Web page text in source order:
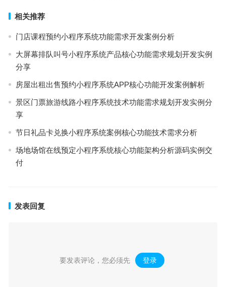
相关推荐
门店课程预约小程序系统功能需求开发案例分析
大屏幕排队叫号小程序系统产品核心功能需求规划开发实例
分享
房屋出租出售预约小程序系统APP核心功能开发案例解析
景区门票旅游线路小程序系统技术功能需求规划开发实例分
享
节日礼品卡兑换小程序系统案例核心功能技术需求分析
场地场馆在线预定小程序系统核心功能架构分析源码实例交
付
发表回复
要发表评论，您必须先 登录 。